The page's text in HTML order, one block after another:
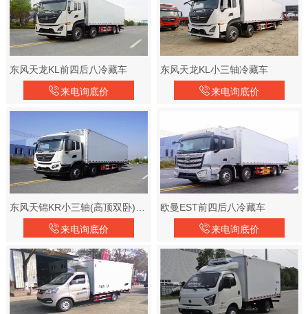
东风天龙KL前四后八冷藏车
来电询底价
东风天龙KL小三轴冷藏车
来电询底价
来电询底价
欧曼EST前四后八冷藏车
来电询底价